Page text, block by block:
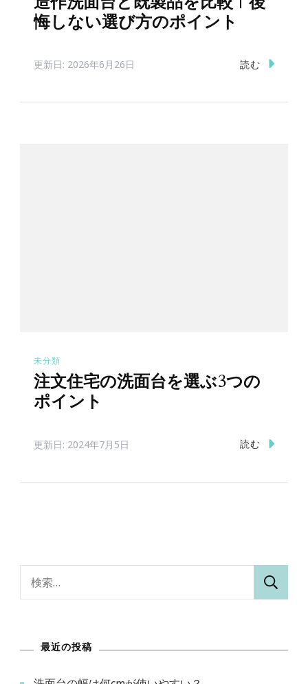
悔しない選び方のポイント
更新日: 2026年6月26日 読む
未分類
注文住宅の洗面台を選ぶ3つの
ポイント
更新日: 2024年7月5日 読む
最近の投稿